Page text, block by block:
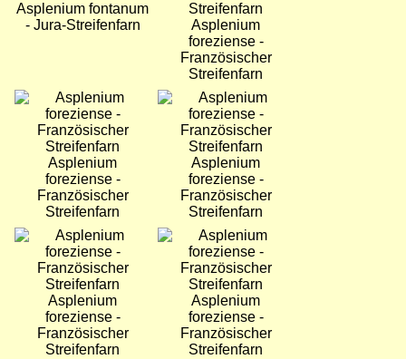
Asplenium fontanum
- Jura-Streifenfarn
Asplenium
foreziense -
Französischer
Streifenfarn
Bild
Asplenium
foreziense -
Französischer
Streifenfarn
Bild
Asplenium
foreziense -
Französischer
Streifenfarn
Bild
Asplenium
foreziense -
Französischer
Streifenfarn
Bild
Asplenium
foreziense -
Französischer
Streifenfarn